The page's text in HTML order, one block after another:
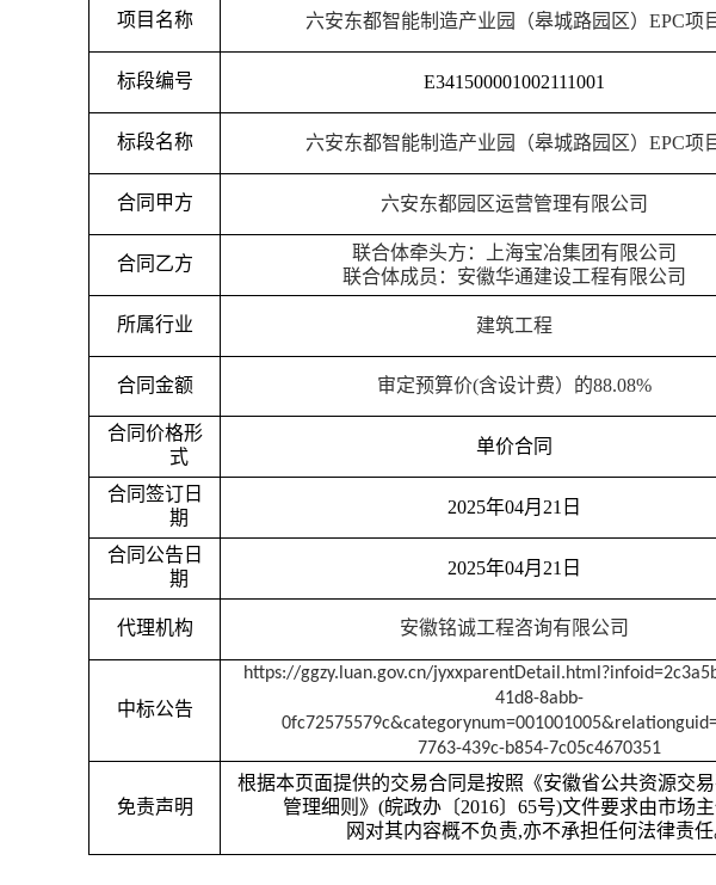
项目名称 六安东都智能制造产业园（皋城路园区） EPC项
标段编号 E341500001002111001
标段名称 六安东都智能制造产业园（皋城路园区） EPC项
合同甲方 六安东都园区运营管理有限公司
合同乙方
联合体牵头方：上海宝冶集团有限公司
联合体成员：安徽华通建设工程有限公司
所属行业 建筑工程
合同金额 审定预算价(含设计费）的88.08%
合同价格形
式
单价合同
合同签订日
期
2025年04月 21 日
合同公告日
期
2025年04月 21 日
代理机构 安徽铭诚工程咨询有限公司
中标公告
https://ggzy.luan.gov.cn/
41d8-8abb-
7763-439c-b854-7c05c4670351
免责声明
根据本页面提供的交易合同是按照《安徽省公共资源交
管理细则》 (皖政办〔2016〕65号)文件要求由市场
网对其内容概不负责,亦不承担任何法律责任